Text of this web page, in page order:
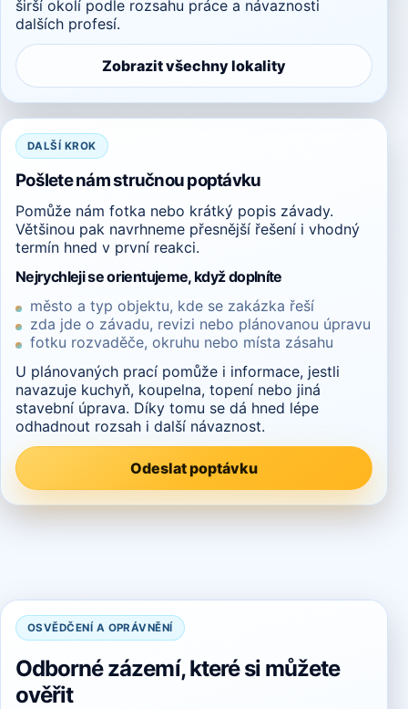
širší okolí podle rozsahu práce a návaznosti
dalších profesí.
Zobrazit všechny lokality
DALŠÍ KROK
Pošlete nám stručnou poptávku
Pomůže nám fotka nebo krátký popis závady.
Většinou pak navrhneme přesnější řešení i vhodný
termín hned v první reakci.
Nejrychleji se orientujeme, když doplníte
město a typ objektu, kde se zakázka řeší
zda jde o závadu, revizi nebo plánovanou úpravu
fotku rozvaděče, okruhu nebo místa zásahu
U plánovaných prací pomůže i informace, jestli
navazuje kuchyň, koupelna, topení nebo jiná
stavební úprava. Díky tomu se dá hned lépe
odhadnout rozsah i další návaznost.
Odeslat poptávku
OSVĚDČENÍ A OPRÁVNĚNÍ
Odborné zázemí, které si můžete
ověřit